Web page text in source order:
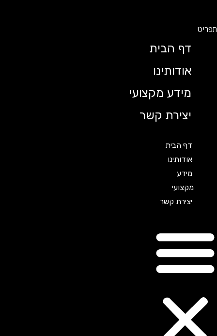
דף הבית
אודותינו
מידע מקצועי
יצירת קשר
דף הבית
אודותינו
מקצועי
יצירת קשר